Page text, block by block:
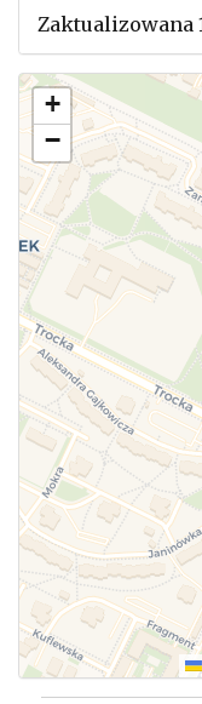
Zaktualizowana
+
−